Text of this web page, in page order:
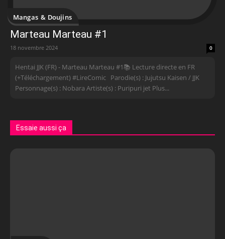
Mangas & Doujins
Marteau Marteau #1
18 novembre 2024 0
Hentai JJK (FR) - Marteau Marteau #1📚 Lecture directe en FR
(+Téléchargement) #LireComic Parodie(s) : Jujutsu Kaisen / JJK
Personnage(s) : Nobara Artiste(s) : Puripuri jet Plus...
Essaie aussi ça